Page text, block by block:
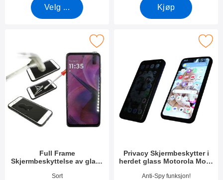
Velg ... Kjøp
Full Frame
Skjermbeskyttelse av glass
Varenummer 51824
Sort
Skjermbeskyttelse av glass Motorola Moto G55 5G som
Privacy Skjermbeskytter i
herdet glass Motorola Moto
Varenummer 53991
Anti-Spy funksjon!
Merk privacy Skjermbeskytter i herdet